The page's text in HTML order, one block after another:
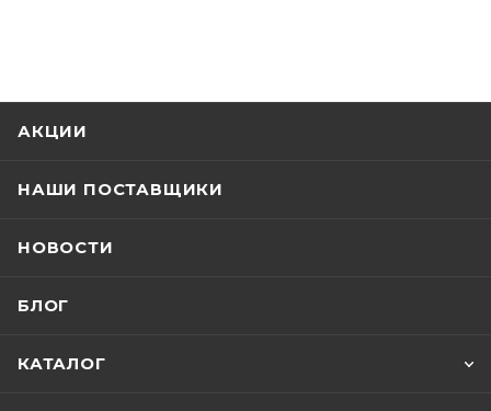
АКЦИИ
НАШИ ПОСТАВЩИКИ
НОВОСТИ
БЛОГ
КАТАЛОГ